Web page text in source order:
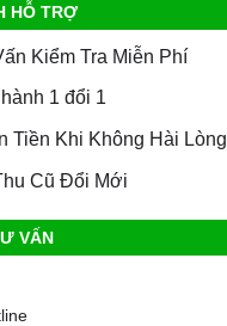
HỖ TRỢ
Kiểm Tra Miễn Phí
1 đổi 1
Tiền Khi Không Hài Lòng
Cũ Đổi Mới
VẤN